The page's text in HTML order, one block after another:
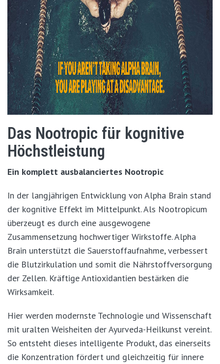
Das Nootropic für kognitive
Höchstleistung
Ein komplett ausbalanciertes Nootropic
In der langjährigen Entwicklung von Alpha Brain stand
der kognitive Effekt im Mittelpunkt. Als Nootropicum
überzeugt es durch eine ausgewogene
Zusammensetzung hochwertiger Wirkstoffe. Alpha
Brain unterstützt die Sauerstoffaufnahme, verbessert
die Blutzirkulation und somit die Nährstoffversorgung
der Zellen. Kräftige Antioxidantien bestärken die
Wirksamkeit.
Hier werden modernste Technologie und Wissenschaft
mit uralten Weisheiten der Ayurveda-Heilkunst vereint.
So entsteht dieses intelligente Produkt, das einerseits
die Konzentration fördert und gleichzeitig für innere